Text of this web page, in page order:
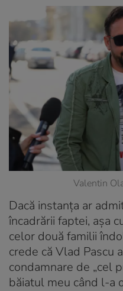
Valentin
Dacă instanţa ar
încadrării faptei, aşa
celor două familii
crede că Vlad Pascu
condamnare de „cel
băiatul meu când l-a